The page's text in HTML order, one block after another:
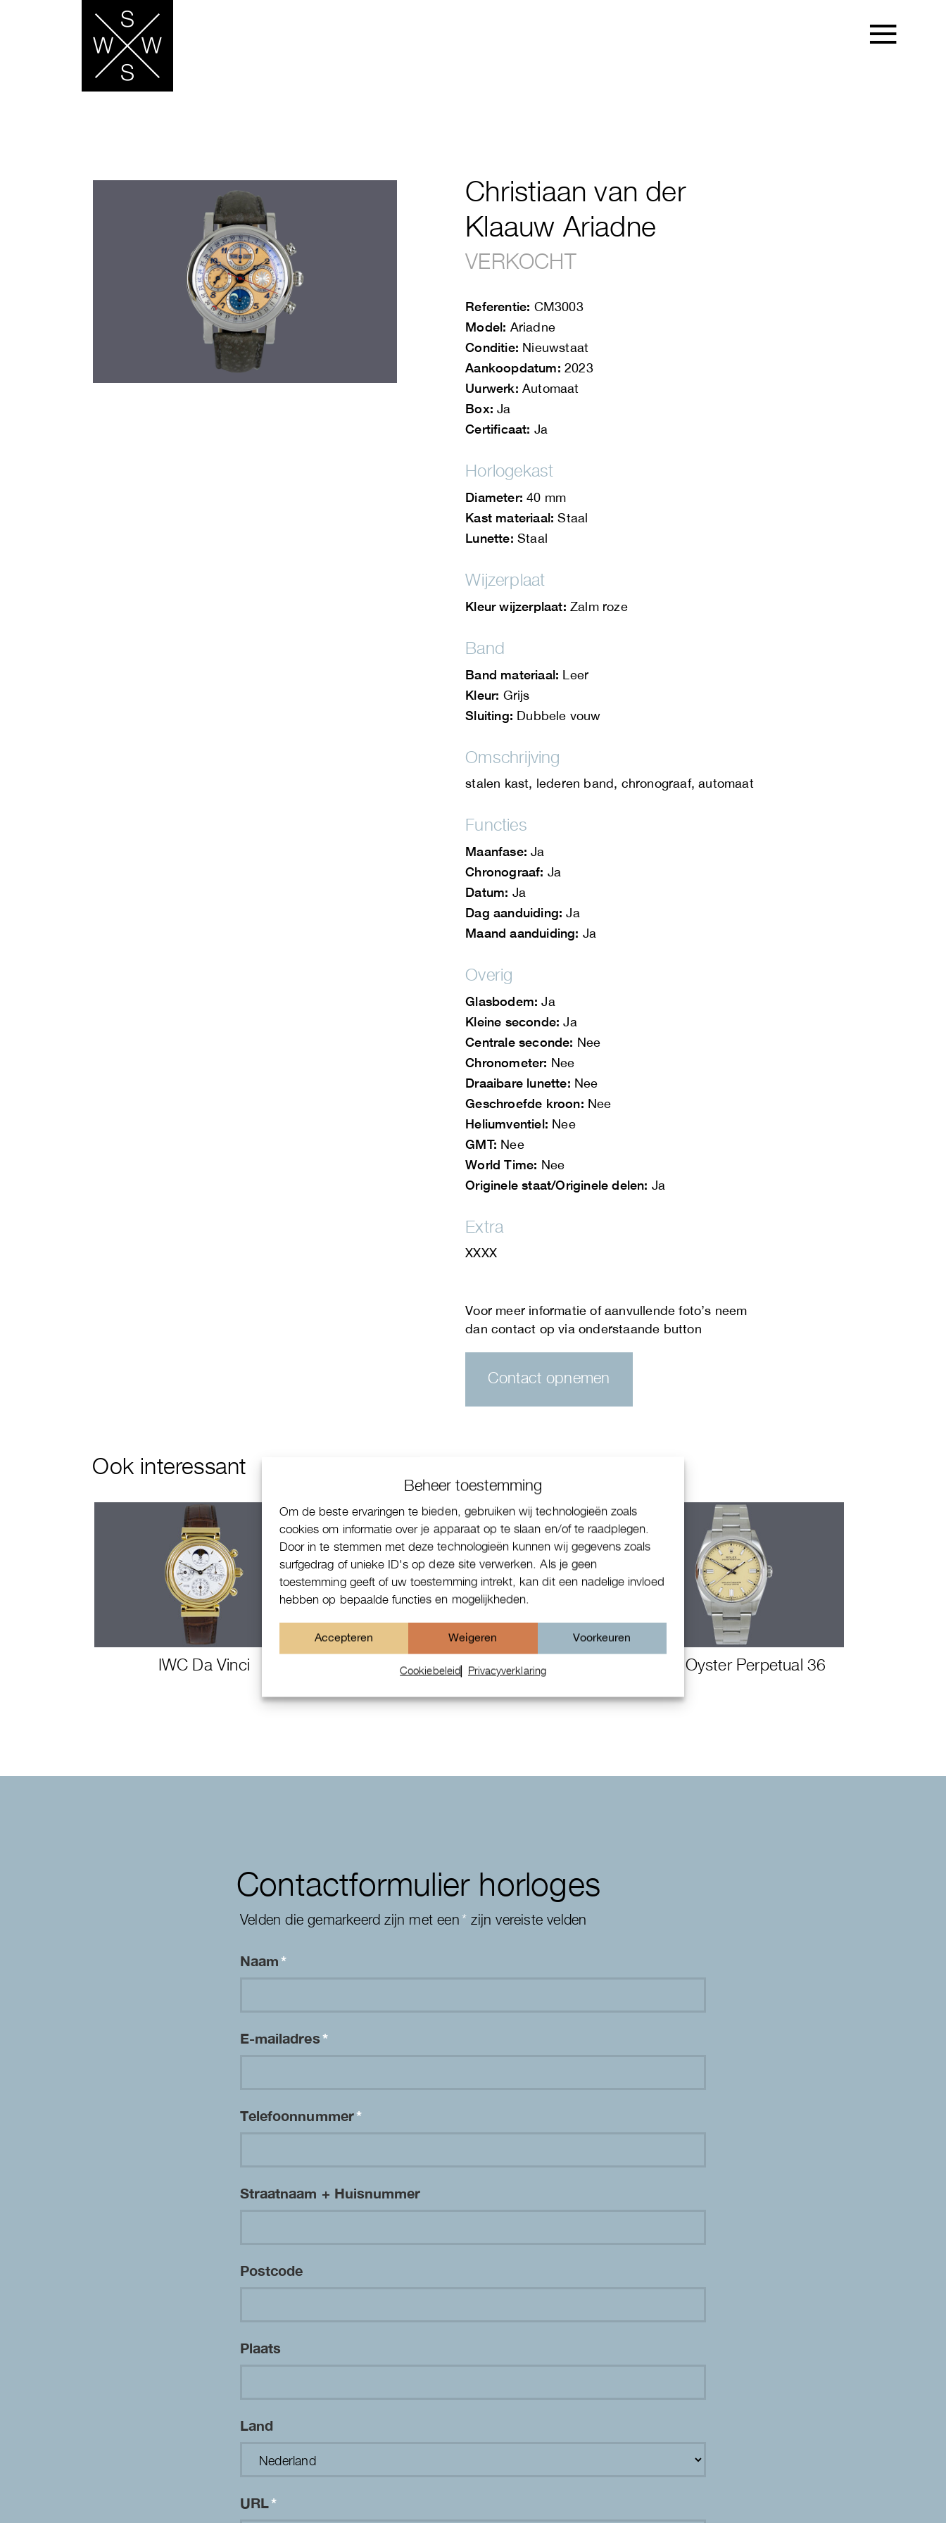
Beheer toestemming
Om de beste ervaringen te bieden, gebruiken wij technologieën zoals
cookies om informatie over je apparaat op te slaan en/of te raadplegen.
Door in te stemmen met deze technologieën kunnen wij gegevens zoals
surfgedrag of unieke ID's op deze site verwerken. Als je geen
toestemming geeft of uw toestemming intrekt, kan dit een nadelige invloed
hebben op bepaalde functies en mogelijkheden.
Accepteren Weigeren Voorkeuren
Cookiebeleid Privacyverklaring
Christiaan van der
Klaauw Ariadne
VERKOCHT
Referentie: CM3003
Model: Ariadne
Conditie: Nieuwstaat
Aankoopdatum: 2023
Uurwerk: Automaat
Box: Ja
Certificaat: Ja
Horlogekast
Diameter: 40 mm
Kast materiaal: Staal
Lunette: Staal
Wijzerplaat
Kleur wijzerplaat: Zalm roze
Band
Band materiaal: Leer
Kleur: Grijs
Sluiting: Dubbele vouw
Omschrijving
stalen kast, lederen band, chronograaf, automaat
Functies
Maanfase: Ja
Chronograaf: Ja
Datum: Ja
Dag aanduiding: Ja
Maand aanduiding: Ja
Overig
Glasbodem: Ja
Kleine seconde: Ja
Centrale seconde: Nee
Chronometer: Nee
Draaibare lunette: Nee
Geschroefde kroon: Nee
Heliumventiel: Nee
GMT: Nee
World Time: Nee
Originele staat/Originele delen: Ja
Extra
XXXX
Contact opnemen
Ook interessant
IWC Da Vinci
Patek Philippe Annual Calendar
Rolex Oyster Perpetual 36
Contactformulier horloges
Velden die gemarkeerd zijn met een* zijn vereiste velden
Naam*
E-mailadres*
Telefoonnummer*
Straatnaam + Huisnummer
Postcode
Plaats
Land
URL*